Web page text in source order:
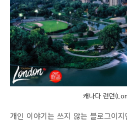
캐나다 런던
개인 이야기는 쓰지 않는 블로그이